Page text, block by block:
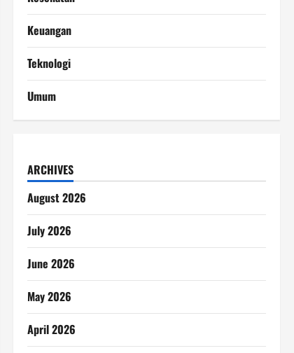
Keuangan
Teknologi
Umum
ARCHIVES
August 2026
July 2026
June 2026
May 2026
April 2026